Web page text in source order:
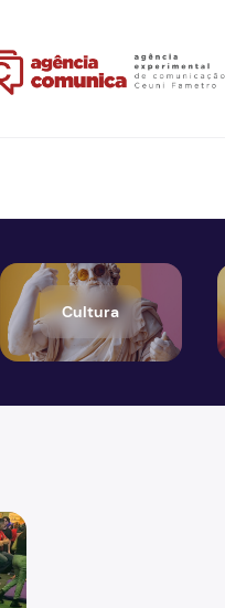
Cultura
paixão pelos jogos